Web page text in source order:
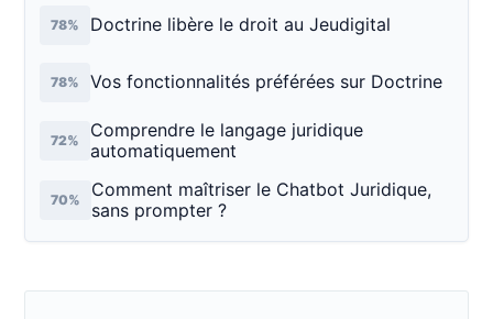
78% Doctrine libère le droit au Jeudigital
78% Vos fonctionnalités préférées sur Doctrine
72%
Comprendre le langage juridique
automatiquement
70%
Comment maîtriser le Chatbot Juridique,
sans prompter ?